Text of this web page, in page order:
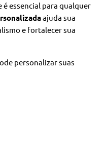
essencial para qualquer
ajuda sua
e fortalecer sua
personalizar suas